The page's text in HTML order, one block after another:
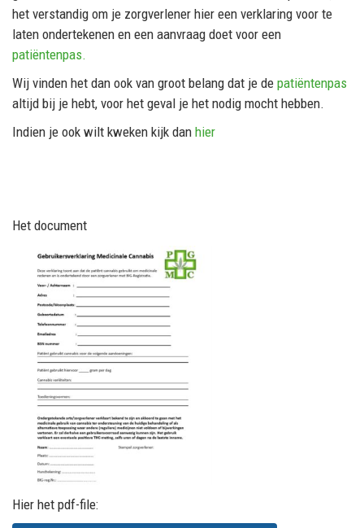
het verstandig om je zorgverlener hier een verklaring voor te
laten ondertekenen en een aanvraag doet voor een
patiëntenpas.
Wij vinden het dan ook van groot belang dat je de patiëntenpas
altijd bij je hebt, voor het geval je het nodig mocht hebben.
Indien je ook wilt kweken kijk dan hier
Het document
Hier het pdf-file: